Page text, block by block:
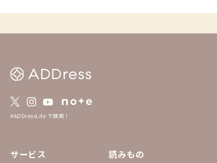
#ADDressLife で検索！
サービス 読みもの